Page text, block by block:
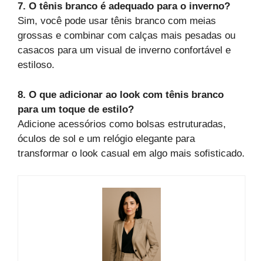
7. O tênis branco é adequado para o inverno?
Sim, você pode usar tênis branco com meias
grossas e combinar com calças mais pesadas ou
casacos para um visual de inverno confortável e
estiloso.
8. O que adicionar ao look com tênis branco
para um toque de estilo?
Adicione acessórios como bolsas estruturadas,
óculos de sol e um relógio elegante para
transformar o look casual em algo mais sofisticado.